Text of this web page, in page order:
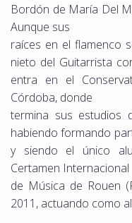
Bordón de María Del
Aunque sus
raíces en el flamenco
nieto del Guitarrista
entra en el
Córdoba, donde
termina sus estudios
habiendo formando
y siendo el único
Certamen Internacional
de Música de Rouen
2011, actuando como